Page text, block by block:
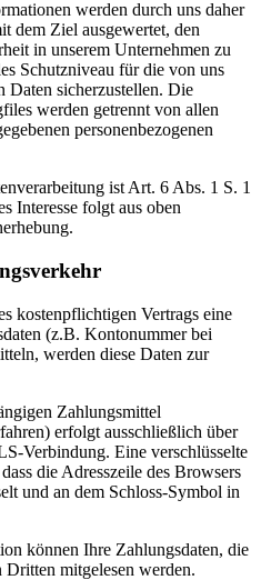
werden durch uns daher
dem Ziel ausgewertet, den
in unserem Unternehmen zu
Schutzniveau für die von uns
Daten sicherzustellen. Die
werden getrennt von allen
personenbezogenen
ist Art. 6 Abs. 1 S. 1
Interesse folgt aus oben
kostenpflichtigen Vertrags eine
(z.B. Kontonummer bei
werden diese Daten zur
Zahlungsmittel
erfolgt ausschließlich über
Verbindung. Eine verschlüsselte
die Adresszeile des Browsers
und an dem Schloss-Symbol in
können Ihre Zahlungsdaten, die
mitgelesen werden.